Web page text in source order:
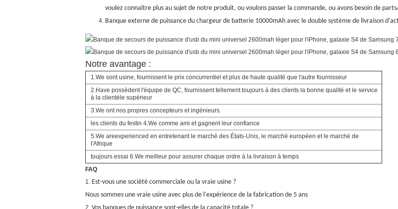
voulez connaître plus au sujet de notre produit, ou voulons passer la commande, ou avons besoin de
Banque externe de puissance du chargeur de batterie 10000mAh avec le double système de livraison
Notre avantage :
1.We sont usine, fournissent le prix concurrentiel et plus de haute qualité que l'autre fournisseur
2.Have possèdent l'équipe de QC, fournissent tellement toujours à des clients la bonne qualité et le service
à la clientèle supérieur
3.We ont nos propres concepteurs et ingénieurs.
les clients du festin 4.We comme ami et gagnent leur confiance
5.We areexperienced en entretenant le marché des États-Unis, le marché européen et le marché de
l'Afrique
toujours essai 6.We meilleur pour assurer chaque ordre à la livraison à temps
FAQ
1.
Est-vous une société commerciale ou la vraie usine ?
Nous sommes une vraie usine avec plus de l'expérience de la fabrication de 5 ans
2.